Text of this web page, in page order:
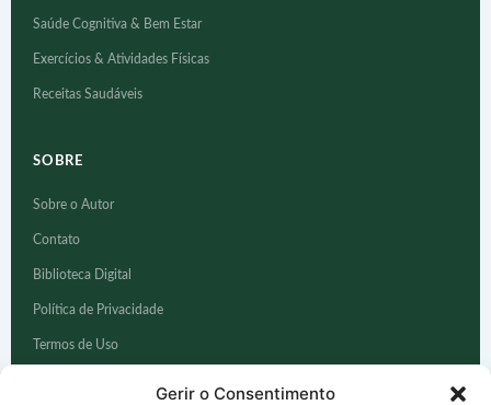
Gerir o Consentimento
Saúde Cognitiva & Bem Estar
Exercícios & Atividades Físicas
Receitas Saudáveis
SOBRE
Sobre o Autor
Contato
Biblioteca Digital
Política de Privacidade
Termos de Uso